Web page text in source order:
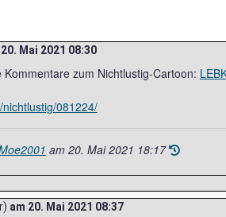
20. Mai 2021 08:30
zum Nichtlustig-Cartoon:
081224/
am 20. Mai 2021 18:17
am 20. Mai 2021 08:37